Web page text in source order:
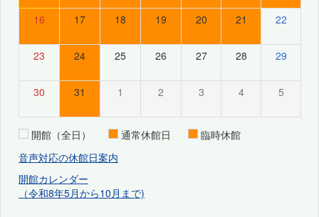
16 17 18 19 20 21 22
23 24 25 26 27 28 29
30 31 1 2 3 4 5
開館（全日） 通常休館日
臨時休館
音声対応の休館日案内
開館カレンダー
（令和8年5月から10月まで)